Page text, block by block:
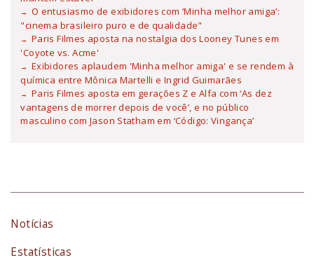
O entusiasmo de exibidores com ‘Minha melhor amiga’:
"cinema brasileiro puro e de qualidade"
Paris Filmes aposta na nostalgia dos Looney Tunes em
'Coyote vs. Acme'
Exibidores aplaudem 'Minha melhor amiga' e se rendem à
química entre Mônica Martelli e Ingrid Guimarães
Paris Filmes aposta em gerações Z e Alfa com ‘As dez
vantagens de morrer depois de você’, e no público
masculino com Jason Statham em ‘Código: Vingança’
Notícias
Estatísticas